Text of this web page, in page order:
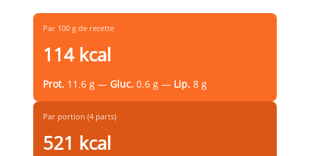
Par 100 g de recette
114 kcal
Prot. 11.6 g — Gluc. 0.6 g — Lip. 8 g
Par portion (4 parts)
521 kcal